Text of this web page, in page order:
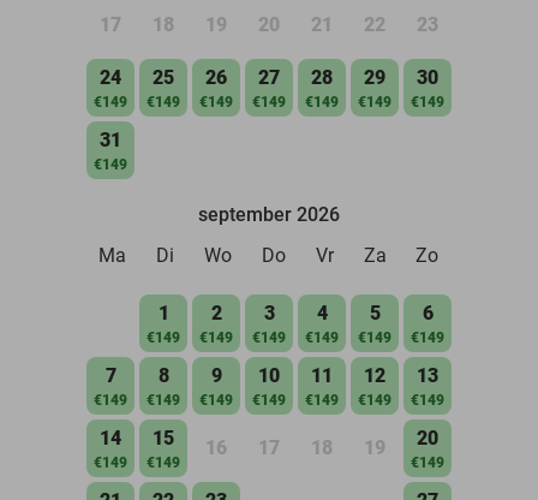
17 18 19 20 21 22 23
24
€149
25
€149
26
€149
27
€149
28
€149
29
€149
30
€149
31
€149
september 2026
Ma
Di Wo Do Vr Za Zo
1
€149
2
€149
3
€149
4
€149
5
€149
6
€149
7
€149
8
€149
9
€149
10
€149
11
€149
12
€149
13
€149
14
€149
15
€149
16 17 18 19 20
€149